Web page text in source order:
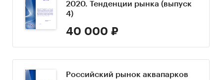
2020. Тенденции рынка (выпуск
4)
40 000 ₽
Российский рынок аквапарков